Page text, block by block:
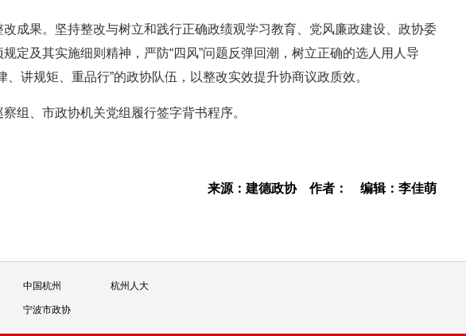
成果。坚持整改与树立和践行正确政绩观学习教育、党风廉政建设、政协委
定及其实施细则精神，严防“四风”问题反弹回潮，树立正确的选人用人导
讲规矩、重品行”的政协队伍，以整改实效提升协商议政质效。
组、市政协机关党组履行签字背书程序。
来源：建德政协 作者： 编辑：李佳萌
中国杭州 杭州人大
宁波市政协